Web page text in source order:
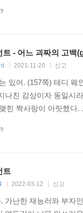
불안정한 권력역학에
은 당신의 마음을 오
트 - 어느 괴짜의 고백
2021-11-20 신고
있어. (157쪽) 테디
나친 감상이자 동일시
힌 짝사랑이 아릿했
트
2022-03-12 신고
가난한 재능러와 부자